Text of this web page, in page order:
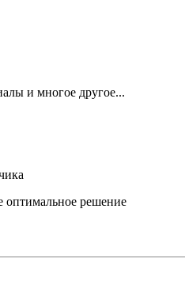
и многое другое...
оптимальное решение